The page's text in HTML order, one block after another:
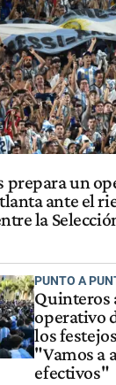
prepara un
ante el
la
PUNTO A
Quinteros
operativo
los
"Vamos a
efectivos"